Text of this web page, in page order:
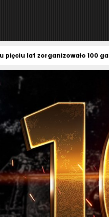
pięciu lat zorganizowało 100